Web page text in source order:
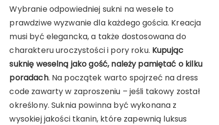
Wybranie odpowiedniej sukni na wesele to
prawdziwe wyzwanie dla każdego gościa. Kreacja
musi być elegancka, a także dostosowana do
charakteru uroczystości i pory roku. Kupując
suknię weselną jako gość, należy pamiętać o kilku
poradach. Na początek warto spojrzeć na dress
code zawarty w zaproszeniu – jeśli takowy został
określony. Suknia powinna być wykonana z
wysokiej jakości tkanin, które zapewnią luksus